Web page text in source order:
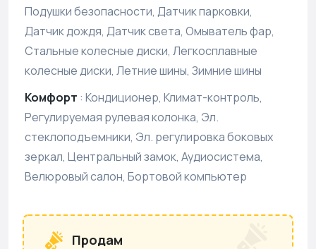
Подушки безопасности, Датчик парковки,
Датчик дождя, Датчик света, Омыватель фар,
Стальные колесные диски, Легкосплавные
колесные диски, Летние шины, Зимние шины
Комфорт : Кондиционер, Климат-контроль,
Регулируемая рулевая колонка, Эл.
стеклоподъемники, Эл. регулировка боковых
зеркал, Центральный замок, Аудиосистема,
Велюровый салон, Бортовой компьютер
Продам